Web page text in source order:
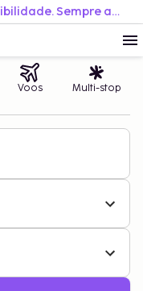
Reserve facilmente. Viaje com flexibilidade. Sempre ao melhor preço.
Voos Multi-stop